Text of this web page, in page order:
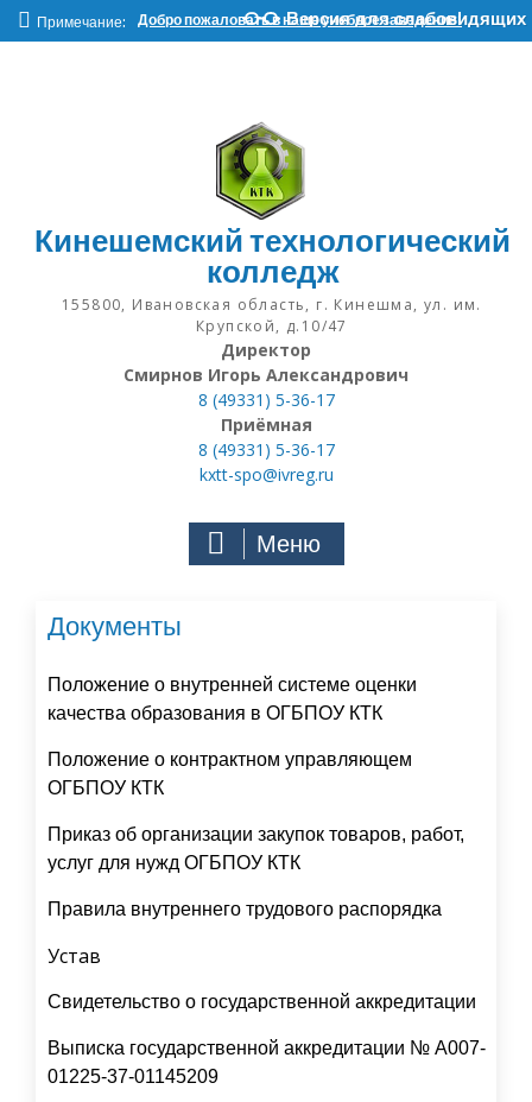
НаверхПримечание: Добро пожаловать в наше учебное заведение!
Версия для слабовидящих
Кинешемский технологический
колледж
155800, Ивановская область, г. Кинешма, ул. им.
Крупской, д.10/47
Директор
Смирнов Игорь Александрович
8 (49331) 5-36-17
Приёмная
8 (49331) 5-36-17
kxtt-spo@ivreg.ru
Меню
Документы
Положение о внутренней системе оценки
качества образования в ОГБПОУ КТК
Положение о контрактном управляющем
ОГБПОУ КТК
Приказ об организации закупок товаров, работ,
услуг для нужд ОГБПОУ КТК
Правила внутреннего трудового распорядка
Устав
Свидетельство о государственной аккредитации
Выписка государственной аккредитации № А007-
01225-37-01145209